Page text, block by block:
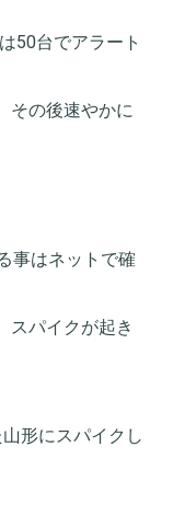
50台でアラート
その後速やかに
事はネットで確
スパイクが起き
形にスパイクし